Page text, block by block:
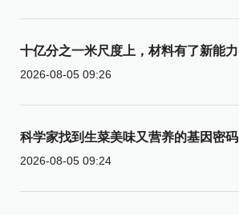
十亿分之一米尺度上，材料有了新能力
2026-08-05 09:26
科学家找到生菜美味又营养的基因密码
2026-08-05 09:24